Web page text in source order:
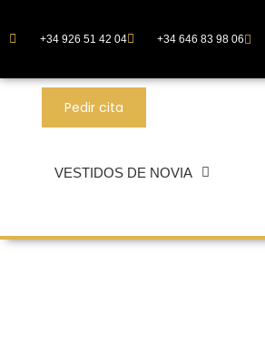
al
+34 926 51 42 04 +34 646 83 98 06
VESTIDOS DE NOVIA
Pedir cita